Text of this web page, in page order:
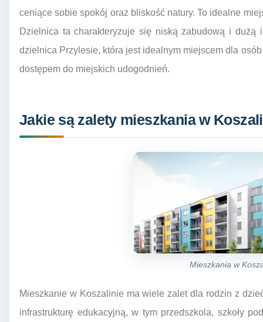
ceniące sobie spokój oraz bliskość natury. To idealne
Dzielnica ta charakteryzuje się niską zabudową i
dzielnica Przylesie, która jest idealnym miejscem dla
dostępem do miejskich udogodnień.
Jakie są zalety mieszkania w
Mieszkania w
Mieszkanie w Koszalinie ma wiele zalet dla rodzin z
infrastrukturę edukacyjną, w tym przedszkola, szkoły